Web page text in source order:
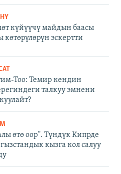
күйүүчү майдын баасы
көтөрүлөрүн эскертти
Тоо: Темир кендин
талкуу эмнени
өтө оор". Түндүк Кипрде
кызга кол салуу